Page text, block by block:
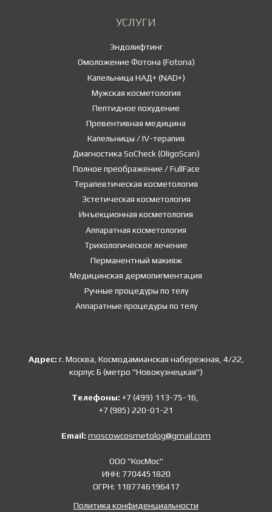
УСЛУГИ
Эндолифтинг
Омоложение Фотона (Fotona)
Капельница НАД+ (NAD+)
Мужская косметология
Пептидное похудение
Превентивная медицина
Капельницы / IV-терапия
Диагностика SoCheck (OligoScan)
Полное преображение / FullFace
Терапевтическая косметология
Эстетическая косметология
Инъекционная косметология
Аппаратная косметология
Трихологическое лечение
Перманентный макияж
Медицинская дермопигментация
Ручные процедуры по телу
Аппаратные процедуры по телу
Адрес: г. Москва, Космодамианская набережная, 4/22,
корпус Б (метро "Новокузнецкая")
Телефоны: +7 (499) 113-75-16,
+7 (985) 220-01-21
Email: moscowcosmetolog@gmail.com
ООО "КосМос"
ИНН: 7704451820
ОГРН: 1187746196417
Политика конфиденциальности